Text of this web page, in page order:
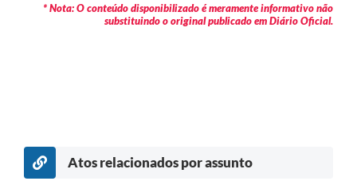
* Nota: O conteúdo disponibilizado é meramente informativo não
substituindo o original publicado em Diário Oficial.
Atos relacionados por assunto